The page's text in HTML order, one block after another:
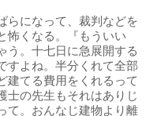
らになって、裁判などを
怖くなる。『もういい
う。十七日に急展開する
すよね。半分くれて全部
建てる費用をくれるって
士の先生もそれはありじ
て。おんなじ建物より離